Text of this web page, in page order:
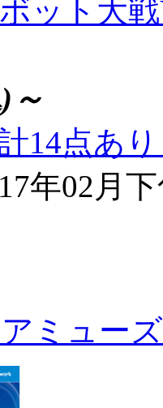
ット大
～
14点あ
年02月
ミュー